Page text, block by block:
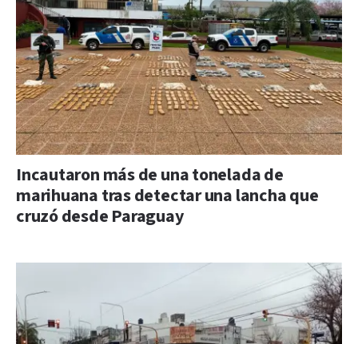
Incautaron más de una tonelada de
marihuana tras detectar una lancha que
cruzó desde Paraguay